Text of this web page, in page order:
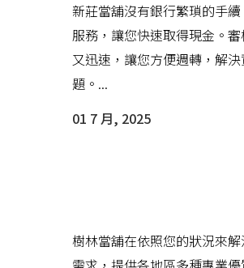
新莊當舖沒有銀行繁瑣的手續
服務，讓您快速取得現金。
又迅速，讓您方便週轉，解
題。...
01 7 月, 2025
樹林當舖在依照您的狀況來